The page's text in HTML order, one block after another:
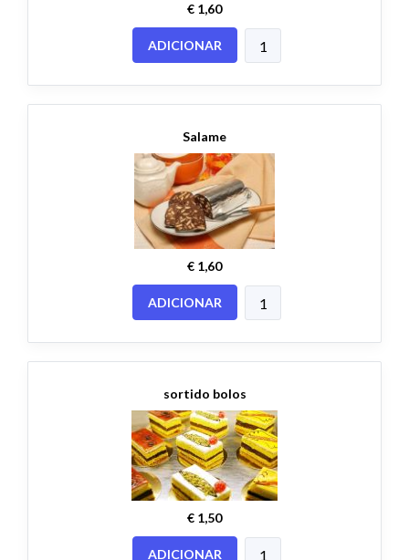
€ 1,60
ADICIONAR
Salame
€ 1,60
ADICIONAR
sortido bolos
€ 1,50
ADICIONAR